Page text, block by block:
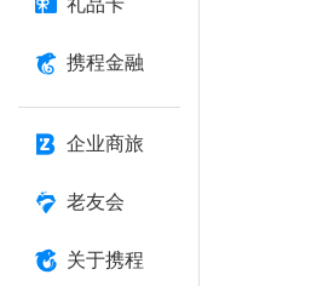
礼品卡
携程金融
企业商旅
老友会
关于携程